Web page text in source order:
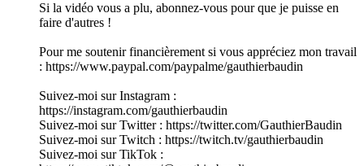
Si la vidéo vous a plu, abonnez-vous pour que je puisse en
faire d'autres !
Pour me soutenir financièrement si vous appréciez mon travail
: https://www.paypal.com/paypalme/gauthierbaudin
Suivez-moi sur Instagram :
https://instagram.com/gauthierbaudin
Suivez-moi sur Twitter : https://twitter.com/GauthierBaudin
Suivez-moi sur Twitch : https://twitch.tv/gauthierbaudin
Suivez-moi sur TikTok :